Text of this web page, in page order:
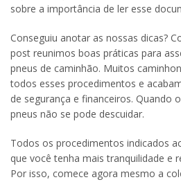
sobre a importância de ler esse
Conseguiu anotar as nossas dicas?
post reunimos boas práticas para
pneus de caminhão. Muitos
todos esses procedimentos e
de segurança e financeiros. Quando
pneus não se pode descuidar.
Todos os procedimentos indicados
que você tenha mais tranquilidade e
Por isso, comece agora mesmo a